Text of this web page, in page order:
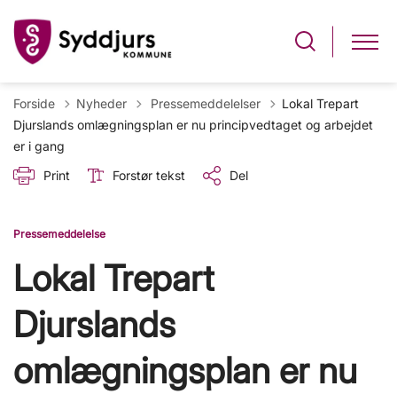
Forside Nyheder Tilbage til
Pressemeddelelser
Lokal Trepart
Djurslands omlægningsplan er nu principvedtaget og arbejdet
er i gang
Print
Forstør tekst Del
Pressemeddelelse
Lokal Trepart
Djurslands
omlægningsplan er nu